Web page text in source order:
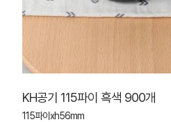
KH공기 115파이 흑색 900개
115파이xh56mm